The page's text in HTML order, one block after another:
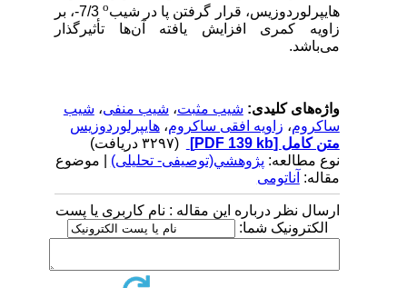
هایپرلوردوزیس، قرار گرفتن پا در شیب
7/3-، بر
زاویه کمری افزایش یافته آن‌ها تأثیرگذار
می‌باشد.
واژه‌های کلیدی:شیب مثبت،شیب منفی،شیب
ساکروم،زاویه افقی ساکروم،هایپرلوردوزیس
متن کامل[PDF 139 kb]
نوع مطالعه:پژوهشي(توصیفی- تحلیلی) | موضوع
مقاله:آناتومی
ارسال نظر درباره این مقاله : نام کاربری یا پست
الکترونیک شما: